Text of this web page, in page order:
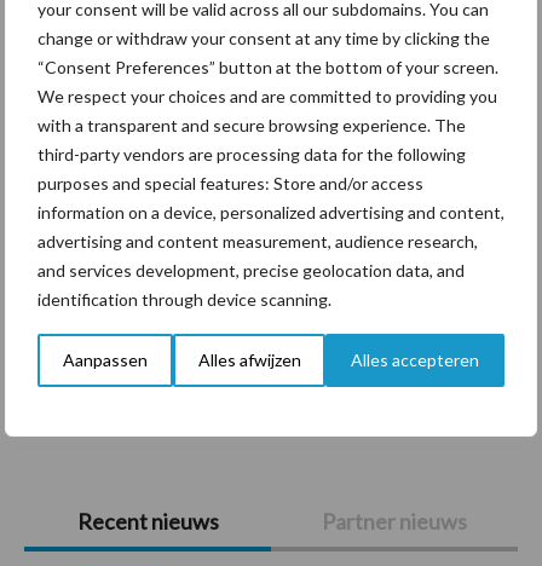
your consent will be valid across all our subdomains. You can
change or withdraw your consent at any time by clicking the
“Consent Preferences” button at the bottom of your screen.
We respect your choices and are committed to providing you
with a transparent and secure browsing experience. The
third-party vendors are processing data for the following
purposes and special features: Store and/or access
information on a device, personalized advertising and content,
advertising and content measurement, audience research,
and services development, precise geolocation data, and
identification through device scanning.
Aanpassen Alles afwijzen Alles accepteren
Primaire
Sidebar
Recent nieuws Partner nieuws
Themapagina's
Diergezondheid Bemesting Fokkerij
Mastitis Hittestress